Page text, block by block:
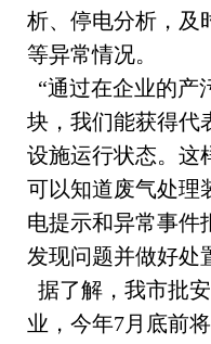
析、停电分析，及
等异常情况。
“通过在企业的产
块，我们能获得代
设施运行状态。这
可以知道废气处理
电提示和异常事件
发现问题并做好处
据了解，我市批
业，今年7月底前